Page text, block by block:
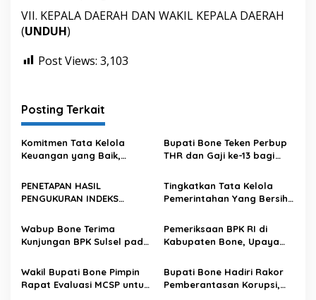
VII. KEPALA DAERAH DAN WAKIL KEPALA DAERAH
(UNDUH)
Post Views: 3,103
Posting Terkait
Komitmen Tata Kelola
Keuangan yang Baik,
Raih Opini WTP
Bupati Bone Teken Perbup
THR dan Gaji ke-13 bagi
PENETAPAN HASIL
PENGUKURAN INDEKS
DAERAH KABUPATEN/KOTA
SE-PROVINSI SULAWESI
SELATAN TAHUN ANGGARAN
Tingkatkan Tata Kelola
Pemerintahan Yang Bersih
Bone Mengikuti MCSP dari
KPK
Wabup Bone Terima
Kunjungan BPK Sulsel pada
Pemeriksaan BPK RI di
Kabupaten Bone, Upaya
Keuangan
Wakil Bupati Bone Pimpin
Rapat Evaluasi MCSP untuk
Bupati Bone Hadiri Rakor
Pemberantasan Korupsi,